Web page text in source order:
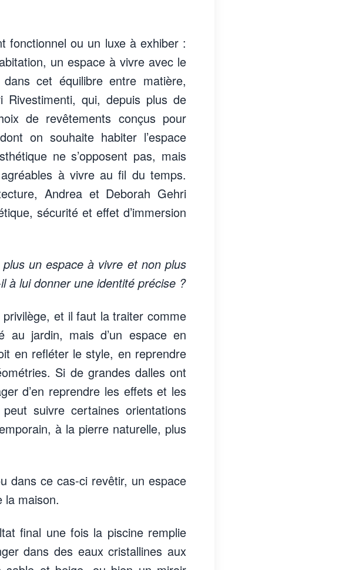
fonctionnel ou un luxe à exhiber :
un espace à vivre avec le
cet équilibre entre matière,
Rivestimenti, qui, depuis plus de
de revêtements conçus pour
on souhaite habiter l’espace
ne s’opposent pas, mais
à vivre au fil du temps.
Andrea et Deborah Gehri
sécurité et effet d’immersion
un espace à vivre et non plus
à lui donner une identité précise ?
et il faut la traiter comme
au jardin, mais d’un espace en
en refléter le style, en reprendre
Si de grandes dalles ont
d’en reprendre les effets et les
suivre certaines orientations
à la pierre naturelle, plus
dans ce cas-ci revêtir, un espace
la maison.
final une fois la piscine remplie
dans des eaux cristallines aux